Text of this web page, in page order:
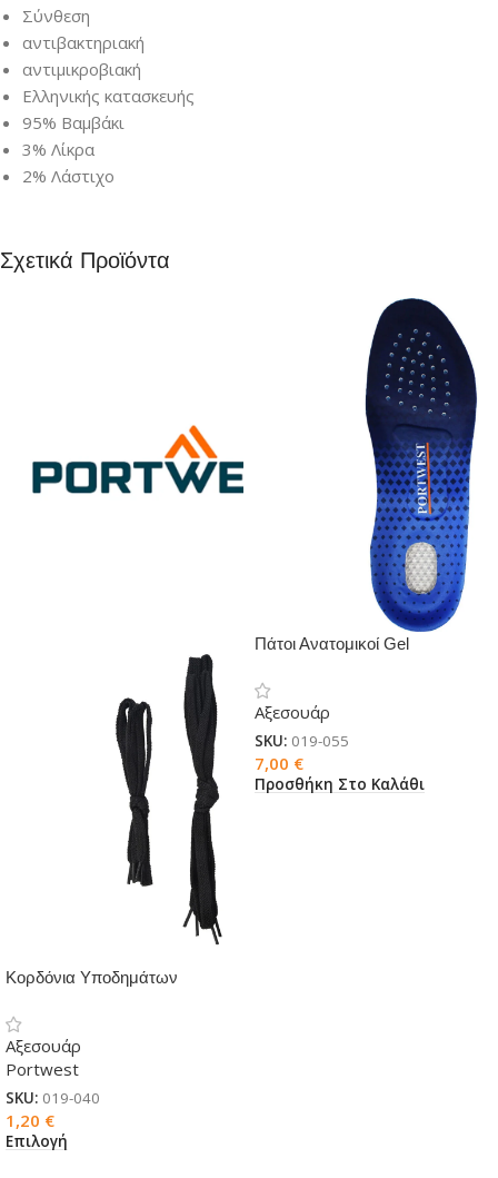
Σύνθεση
αντιβακτηριακή
αντιμικροβιακή
Ελληνικής κατασκευής
95% Βαμβάκι
3% Λίκρα
2% Λάστιχο
Σχετικά Προϊόντα
Κορδόνια Υποδημάτων
Αξεσουάρ
Portwest
SKU: 019-040
1,20 €
Επιλογή
Πάτοι Ανατομικοί Gel
Αξεσουάρ
SKU: 019-055
7,00 €
Προσθήκη Στο Καλάθι